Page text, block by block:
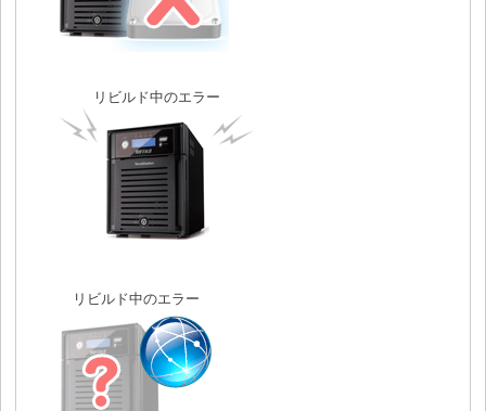
リビルド中のエラー
リビルド中のエラー